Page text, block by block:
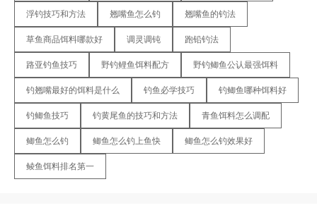
浮钓技巧和方法 翘嘴鱼怎么钓 翘嘴鱼的钓法
草鱼商品饵料哪款好 调灵调钝 跑铅钓法
路亚钓鱼技巧 野钓鲤鱼饵料配方 野钓鲫鱼公认最强饵料
钓翘嘴最好的饵料是什么 钓鱼必学技巧 钓鲫鱼哪种饵料好
钓鲫鱼技巧 钓黄尾鱼的技巧和方法 青鱼饵料怎么调配
鲫鱼怎么钓 鲫鱼怎么钓上鱼快 鲫鱼怎么钓效果好
鲮鱼饵料排名第一